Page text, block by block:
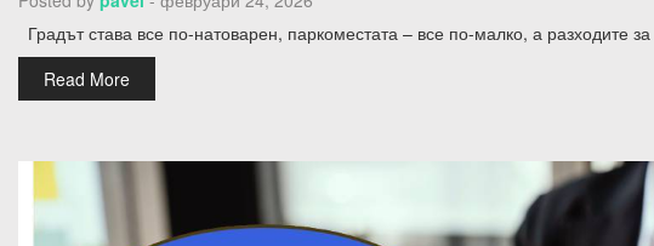
Градът става все по-натоварен, паркоместата – все по-малко, а разходите
Read More